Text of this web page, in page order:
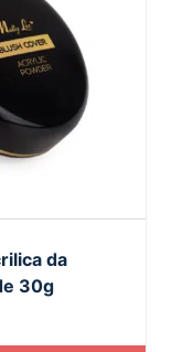
da
30g